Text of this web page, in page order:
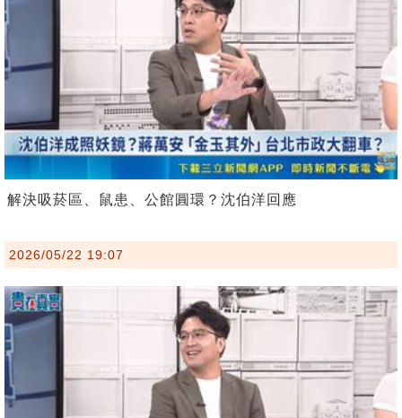
解決吸菸區、鼠患、公館圓環？沈伯洋回應
2026/05/22 19:07